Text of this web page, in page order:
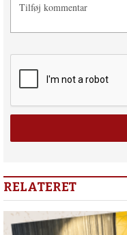
RELATERET